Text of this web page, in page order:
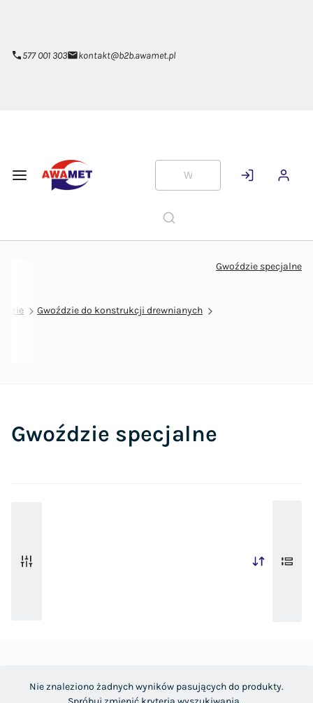
577 001 303
kontakt@b2b.awamet.pl
Gwoździe do konstrukcji drewnianych
Gwoździe specjalne
Gwoździe specjalne
Nie znaleziono żadnych wyników pasujących do produkty.